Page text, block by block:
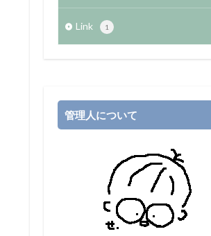
Link 1
管理人について